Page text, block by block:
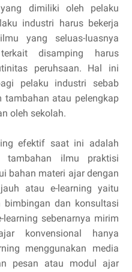
yang dimiliki oleh pelaku
industri harus bekerja
yang seluas-luasnya
disamping harus
peruhsaan. Hal ini
pelaku industri sebab
tambahan atau pelengkap
oleh sekolah.
efektif saat ini adalah
tambahan ilmu praktisi
bahan materi ajar dengan
atau e-learning yaitu
dan konsultasi
sebenarnya mirim
konvensional hanya
menggunakan media
pesan atau modul ajar